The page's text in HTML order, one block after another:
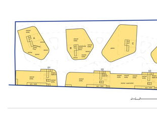
rezidence šantovka